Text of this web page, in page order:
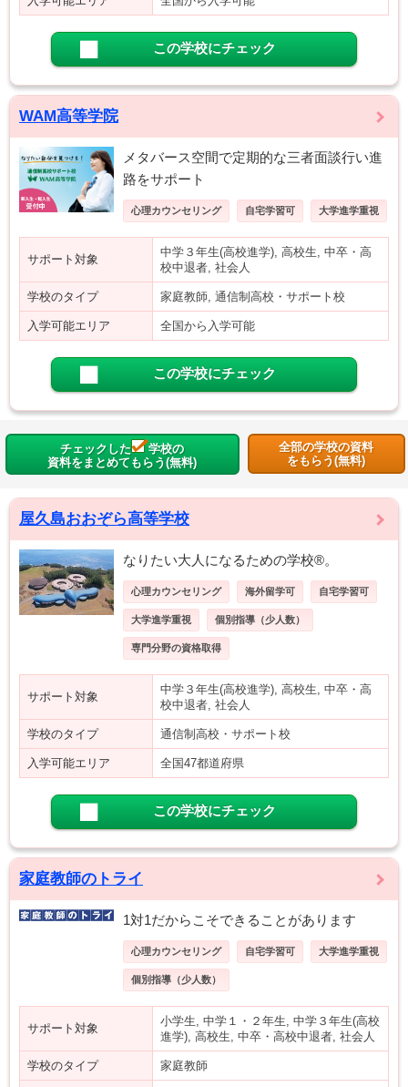
この学校にチェック
WAM高等学院
メタバース空間で定期的な三者面談行い進
路をサポート
心理カウンセリング 自宅学習可 大学進学重視
サポート対象
中学３年生(高校進学), 高校生, 中卒・高
校中退者, 社会人
学校のタイプ 家庭教師, 通信制高校・サポート校
入学可能エリア 全国から入学可能
この学校にチェック
チェックした
学校の
資料をまとめてもらう(無料)
全部の学校の資料
をもらう(無料)
屋久島おおぞら高等学校
なりたい大人になるための学校®。
心理カウンセリング 海外留学可 自宅学習可
大学進学重視 個別指導（少人数）
専門分野の資格取得
サポート対象
中学３年生(高校進学), 高校生, 中卒・高
校中退者, 社会人
学校のタイプ 通信制高校・サポート校
入学可能エリア 全国47都道府県
この学校にチェック
家庭教師のトライ
1対1だからこそできることがあります
心理カウンセリング 自宅学習可 大学進学重視
個別指導（少人数）
サポート対象
小学生, 中学１・２年生, 中学３年生(高校
進学), 高校生, 中卒・高校中退者, 社会人
学校のタイプ 家庭教師